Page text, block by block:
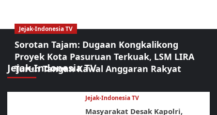
Jejak-Indonesia TV
Jejak-Indonesia TV
Sorotan Tajam: Dugaan Kongkalikong
Proyek Kota Pasuruan Terkuak, LSM LIRA
Turun Tangan Kawal Anggaran Rakyat
Jejak-Indonesia TV
Masyarakat Desak Kapolri,